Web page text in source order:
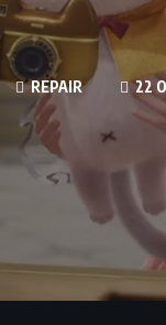
REPAIR 22